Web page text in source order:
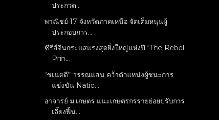
ประกวด...
พาณิชย์ 17 จังหวัดภาคเหนือ จัดเต็มหนุนผู้
ประกอบการ...
ซีรีส์จีนกระแสแรงสุดยิ่งใหญ่แห่งปี “The Rebel
Prin...
“ชเนตตี” วรรณแสน คว้าตำแหน่งผู้ชนะการ
แข่งขัน Natio...
อาจารย์ ม.เกษตร แนะเกษตรกรรายย่อยปรับการ
เลี้ยงฟื้น...